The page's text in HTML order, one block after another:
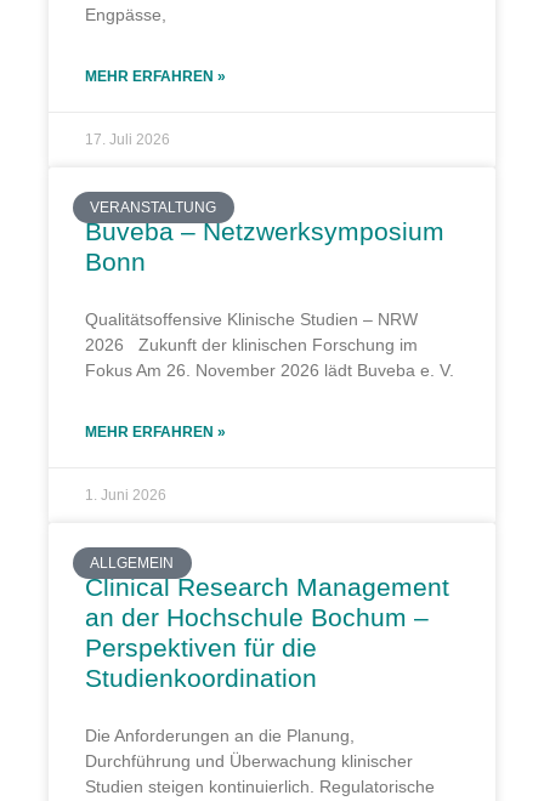
Engpässe,
MEHR ERFAHREN »
17. Juli 2026
VERANSTALTUNG
Buveba – Netzwerksymposium
Bonn
Qualitätsoffensive Klinische Studien – NRW
2026 Zukunft der klinischen Forschung im
Fokus Am 26. November 2026 lädt Buveba e. V.
MEHR ERFAHREN »
1. Juni 2026
ALLGEMEIN
Clinical Research Management
an der Hochschule Bochum –
Perspektiven für die
Studienkoordination
Die Anforderungen an die Planung,
Durchführung und Überwachung klinischer
Studien steigen kontinuierlich. Regulatorische